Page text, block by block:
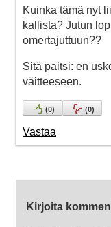
Kuinka tämä nyt
kallista? Jutun
omertajuttuun??
Sitä paitsi: en
väitteeseen.
(0) (0)
Vastaa
Kirjoita